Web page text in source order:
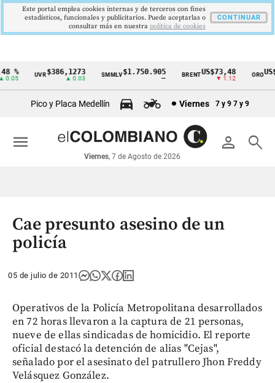
Cintillo
económicos
Colombia
% UVR$386,1273
▲ 0.03
SMMLV$1.750.905 BRENTUS$73,48
▼ 1.12
ORO
Pico y Placa Medellín Viernes 7 y 9 7 y 9
person search
Viernes, 7 de Agosto de 2026
menu
Cae presunto asesino de un
policía
05 de julio de 2011
Operativos de la Policía Metropolitana desarrollados
en 72 horas llevaron a la captura de 21 personas,
nueve de ellas sindicadas de homicidio. El reporte
oficial destacó la detención de alias "Cejas",
señalado por el asesinato del patrullero Jhon Freddy
Velásquez González.
Este portal emplea cookies internas y de terceros con fines
estadísticos, funcionales y publicitarios. Puede aceptarlas o
consultar más en nuestra politica de cookies
CONTINUAR